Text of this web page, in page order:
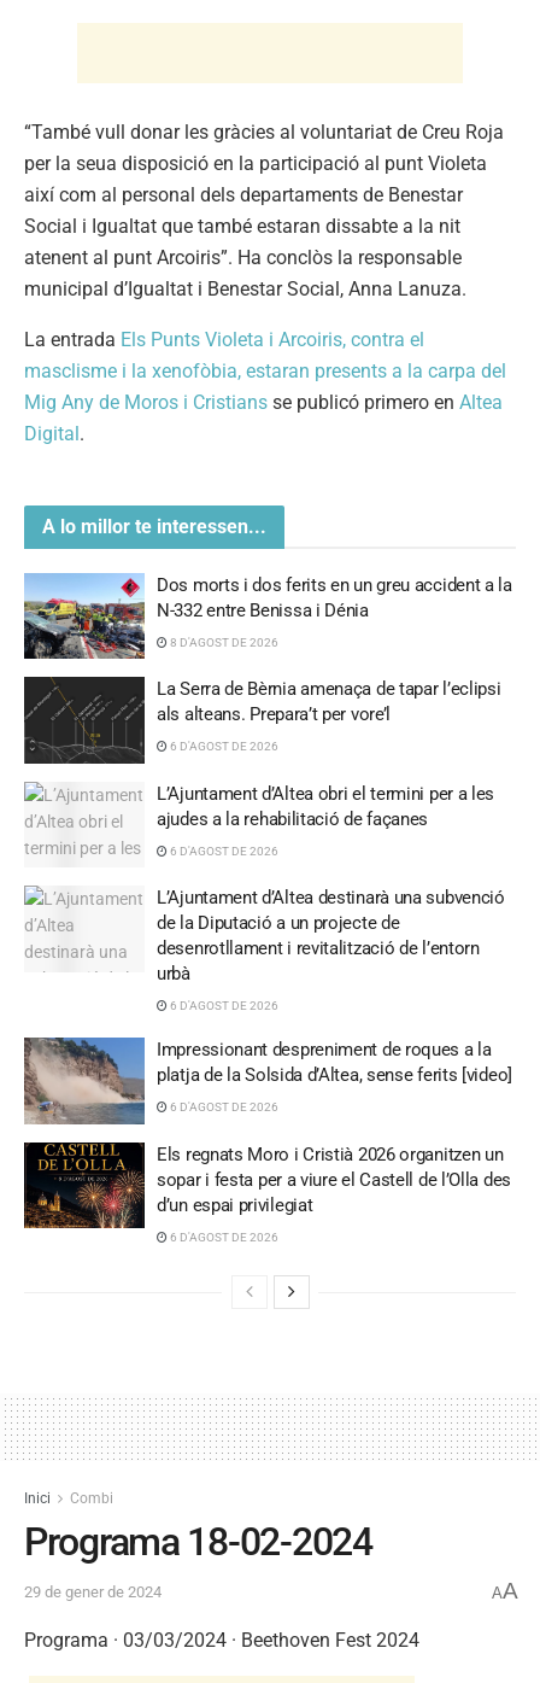
“També vull donar les gràcies al voluntariat de Creu Roja
per la seua disposició en la participació al punt Violeta
així com al personal dels departaments de Benestar
Social i Igualtat que també estaran dissabte a la nit
atenent al punt Arcoiris”. Ha conclòs la responsable
municipal d’Igualtat i Benestar Social, Anna Lanuza.
La entrada Els Punts Violeta i Arcoiris, contra el
masclisme i la xenofòbia, estaran presents a la carpa del
Mig Any de Moros i Cristians se publicó primero en Altea
Digital.
A lo millor te interessen...
Dos morts i dos ferits en un greu accident a la
N-332 entre Benissa i Dénia
8 D'AGOST DE 2026
La Serra de Bèrnia amenaça de tapar l’eclipsi
als alteans. Prepara’t per vore’l
6 D'AGOST DE 2026
L’Ajuntament d’Altea obri el termini per a les
ajudes a la rehabilitació de façanes
6 D'AGOST DE 2026
L’Ajuntament d’Altea destinarà una subvenció
de la Diputació a un projecte de
desenrotllament i revitalització de l’entorn
urbà
6 D'AGOST DE 2026
Impressionant despreniment de roques a la
platja de la Solsida d’Altea, sense ferits [video]
6 D'AGOST DE 2026
Els regnats Moro i Cristià 2026 organitzen un
sopar i festa per a viure el Castell de l’Olla des
d’un espai privilegiat
6 D'AGOST DE 2026
Inici Combi
Programa 18-02-2024
29 de gener de 2024 AA
Programa · 03/03/2024 · Beethoven Fest 2024